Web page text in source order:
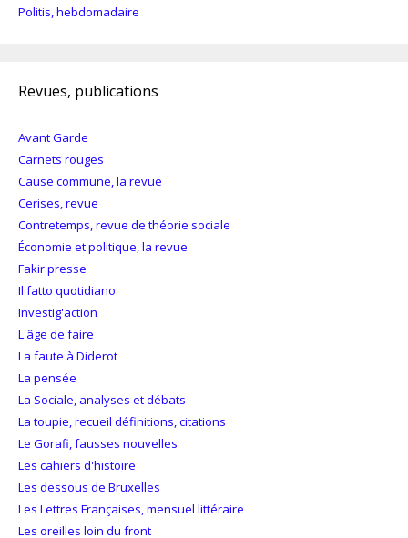
Politis, hebdomadaire
Revues, publications
Avant Garde
Carnets rouges
Cause commune, la revue
Cerises, revue
Contretemps, revue de théorie sociale
Économie et politique, la revue
Fakir presse
Il fatto quotidiano
Investig'action
L'âge de faire
La faute à Diderot
La pensée
La Sociale, analyses et débats
La toupie, recueil définitions, citations
Le Gorafi, fausses nouvelles
Les cahiers d'histoire
Les dessous de Bruxelles
Les Lettres Françaises, mensuel littéraire
Les oreilles loin du front